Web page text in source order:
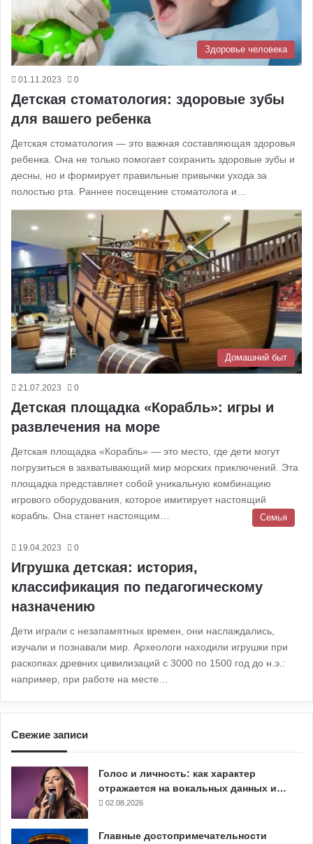
Здоровье человека
01.11.2023 0
Детская стоматология: здоровые зубы
для вашего ребенка
Детская стоматология — это важная составляющая здоровья
ребенка. Она не только помогает сохранить здоровые зубы и
десны, но и формирует правильные привычки ухода за
полостью рта. Раннее посещение стоматолога и…
Домашний быт
21.07.2023 0
Детская площадка «Корабль»: игры и
развлечения на море
Детская площадка «Корабль» — это место, где дети могут
погрузиться в захватывающий мир морских приключений. Эта
площадка представляет собой уникальную комбинацию
игрового оборудования, которое имитирует настоящий
корабль. Она станет настоящим…
Семья
19.04.2023 0
Игрушка детская: история,
классификация по педагогическому
назначению
Дети играли с незапамятных времен, они наслаждались,
изучали и познавали мир. Археологи находили игрушки при
раскопках древних цивилизаций с 3000 по 1500 год до н.э.:
например, при работе на месте…
Свежие записи
Голос и личность: как характер
отражается на вокальных данных и…
02.08.2026
Главные достопримечательности